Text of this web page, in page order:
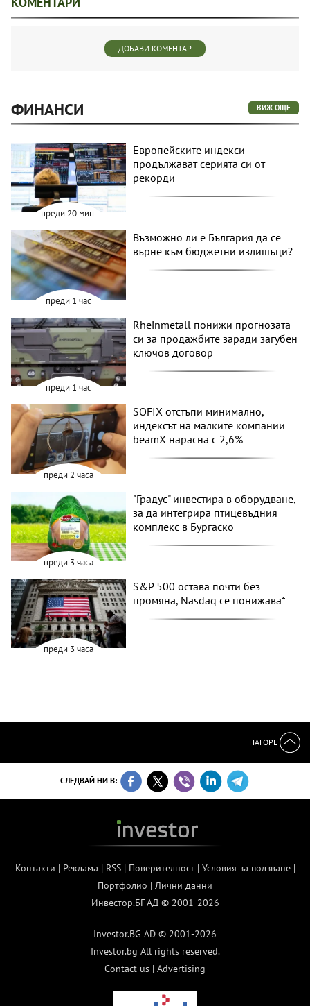
ДОБАВИ КОМЕНТАР
ФИНАНСИ ВИЖ ОЩЕ
преди 20 мин.
Европейските индекси
продължават серията си от
рекорди
преди 1 час
Възможно ли е България да се
върне към бюджетни излишъци?
преди 1 час
Rheinmetall понижи прогнозата
си за продажбите заради загубен
ключов договор
преди 2 часа
SOFIX отстъпи минимално,
индексът на малките компании
beamX нарасна с 2,6%
преди 3 часа
"Градус" инвестира в оборудване,
за да интегрира птицевъдния
комплекс в Бургаско
преди 3 часа
S&P 500 остава почти без
промяна, Nasdaq се понижава*
НАГОРЕ
СЛЕДВАЙ НИ В:
Контакти | Реклама | RSS| Поверителност| Условия за ползване|
Портфолио | Лични данни
Инвестор.БГ АД © 2001-2026
Investor.BG AD © 2001-2026
Investor.bg All rights reserved.
Contact us | Advertising